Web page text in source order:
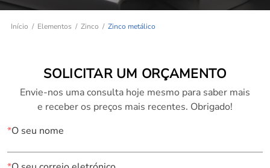
Início Elementos Zinco Zinco metálico
SOLICITAR UM ORÇAMENTO
Envie-nos uma consulta hoje mesmo para saber mais
e receber os preços mais recentes. Obrigado!
*O seu nome